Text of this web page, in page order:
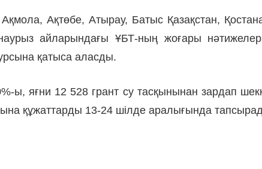
Ақтөбе, Атырау, Батыс Қазақстан,
айларындағы ҰБТ-ның жоғары
қатыса аласды.
яғни 12 528 грант су тасқынынан зардап
құжаттарды 13-24 шілде аралығында